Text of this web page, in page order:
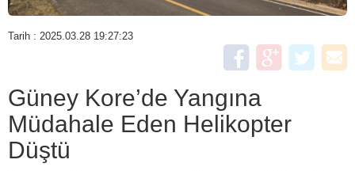
Tarih : 2025.03.28 19:27:23
Güney Kore’de Yangına
Müdahale Eden Helikopter
Düştü